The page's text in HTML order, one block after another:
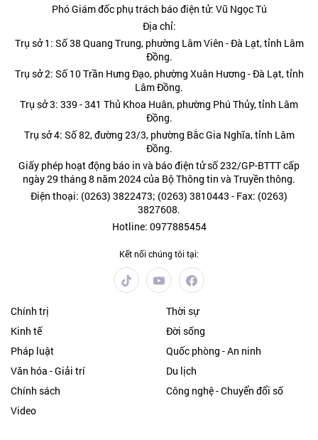
Phó Giám đốc phụ trách báo điện tử: Vũ Ngọc Tú
Địa chỉ:
Trụ sở 1: Số 38 Quang Trung, phường Lâm Viên - Đà Lạt, tỉnh Lâm
Đồng.
Trụ sở 2: Số 10 Trần Hưng Đạo, phường Xuân Hương - Đà Lạt, tỉnh
Lâm Đồng.
Trụ sở 3: 339 - 341 Thủ Khoa Huân, phường Phú Thủy, tỉnh Lâm
Đồng.
Trụ sở 4: Số 82, đường 23/3, phường Bắc Gia Nghĩa, tỉnh Lâm
Đồng.
Giấy phép hoạt động báo in và báo điện tử số 232/GP-BTTT cấp
ngày 29 tháng 8 năm 2024 của Bộ Thông tin và Truyền thông.
Điện thoại: (0263) 3822473; (0263) 3810443 - Fax: (0263)
3827608.
Hotline: 0977885454
Kết nối chúng tôi tại:
Chính trị
Thời sự
Kinh tế
Đời sống
Pháp luật
Quốc phòng - An ninh
Văn hóa - Giải trí
Du lịch
Chính sách
Công nghệ - Chuyển đổi số
Video